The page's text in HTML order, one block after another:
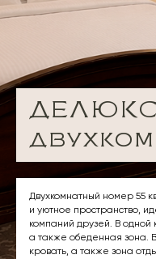
ДЕЛЮКС
Двухкомнатный номер 55
и уютное пространство,
компаний друзей. В
а также обеденная зона.
кровать, а также зона